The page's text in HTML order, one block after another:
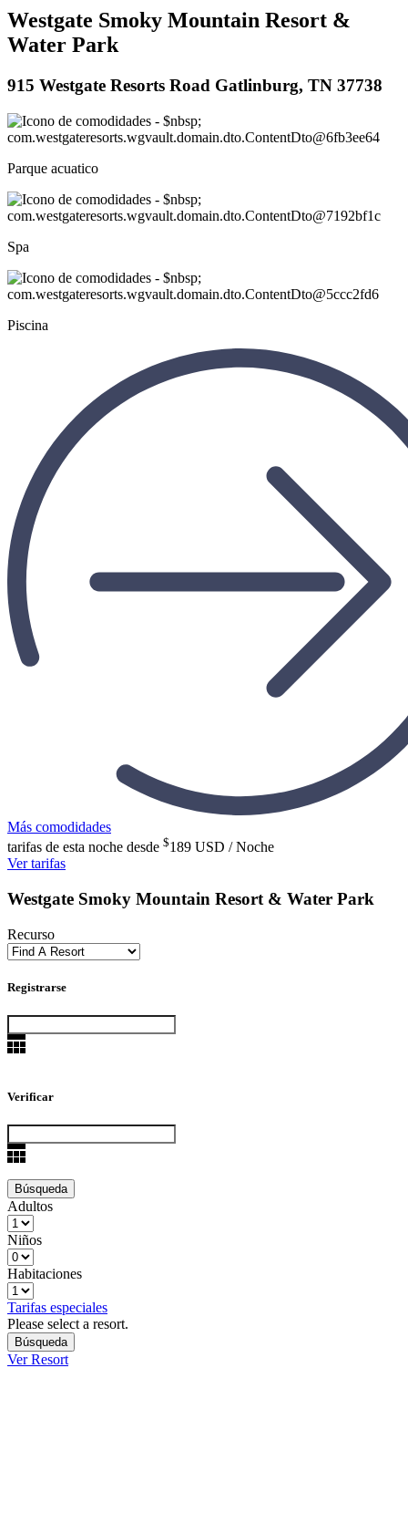
Westgate Smoky Mountain Resort &
Water Park
915 Westgate Resorts Road Gatlinburg, TN 37738
Parque acuatico
Spa
Piscina
Más comodidades
tarifas de esta noche desde $189 USD / Noche
Ver tarifas
Westgate Smoky Mountain Resort & Water Park
Recurso
Registrarse
Verificar
Adultos
Niños
Habitaciones
Tarifas especiales
Please select a resort.
Ver Resort